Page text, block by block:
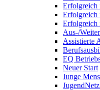
Erfolgreich
Erfolgreich
Erfolgreich
Aus-/
Assistierte
EQ
Neuer Start
Junge